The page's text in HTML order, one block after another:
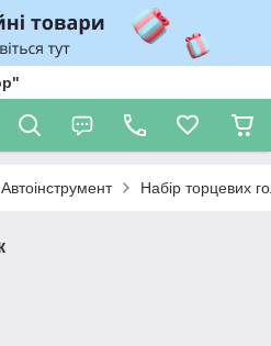
Автоінструмент Набір торцевих